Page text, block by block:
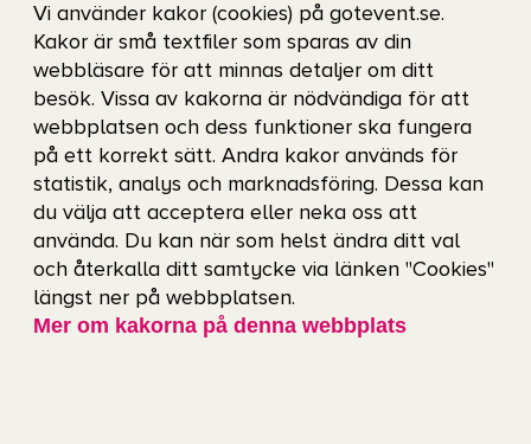
sig barnvagnen till Valhalla IP.
Får jag ta med kamera?
Mobilkameror och små kompaktkameror är
tillåtna, men systemkameror och annan
professionell ljud- och bildinspelningsinstrument
får inte tas med in på Valhalla IP. Avser du att
använda bilderna för kommersiellt bruk måste du
vara ackrediterad fotograf under evenemanget.
Vi använder kakor (cookies) på gotevent.se.
Kakor är små textfiler som sparas av din
webbläsare för att minnas detaljer om ditt
besök. Vissa av kakorna är nödvändiga för att
webbplatsen och dess funktioner ska fungera
på ett korrekt sätt. Andra kakor används för
statistik, analys och marknadsföring. Dessa kan
du välja att acceptera eller neka oss att
använda. Du kan när som helst ändra ditt val
och återkalla ditt samtycke via länken "Cookies"
längst ner på webbplatsen.
Mer om kakorna på denna webbplats